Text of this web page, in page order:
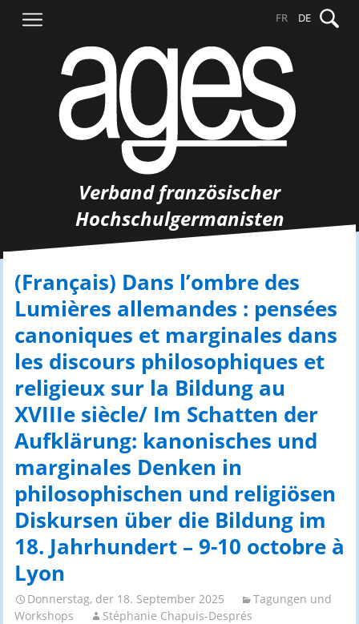
Inhalt
nach:
FR DE
Verband französischer
Hochschulgermanisten
(Français) Dans l’ombre des
Lumières allemandes : pensées
canoniques et marginales dans
les discours philosophiques et
religieux sur la Bildung au
XVIIIe siècle/ Im Schatten der
Aufklärung: kanonisches und
marginales Denken in
philosophischen und religiösen
Diskursen über die Bildung im
18. Jahrhundert – 9-10 octobre à
Lyon
Donnerstag, der 18. September 2025
Tagungen und
Workshops
Stéphanie Chapuis-Després